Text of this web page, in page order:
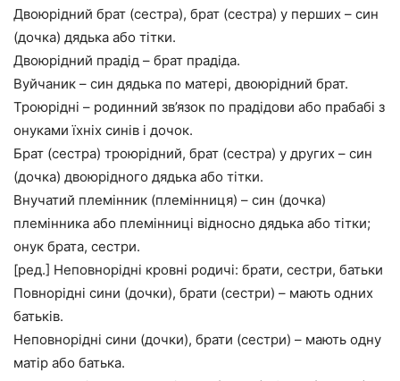
Двоюрідний брат (сестра), брат (сестра) у перших – син
(дочка) дядька або тітки.
Двоюрідний прадід – брат прадіда.
Вуйчаник – син дядька по матері, двоюрідний брат.
Троюрідні – родинний зв’язок по прадідови або прабабі з
онуками їхніх синів і дочок.
Брат (сестра) троюрідний, брат (сестра) у других – син
(дочка) двоюрідного дядька або тітки.
Внучатий племінник (племінниця) – син (дочка)
племінника або племінниці відносно дядька або тітки;
онук брата, сестри.
[ред.] Неповнорідні кровні родичі: брати, сестри, батьки
Повнорідні сини (дочки), брати (сестри) – мають одних
батьків.
Неповнорідні сини (дочки), брати (сестри) – мають одну
матір або батька.